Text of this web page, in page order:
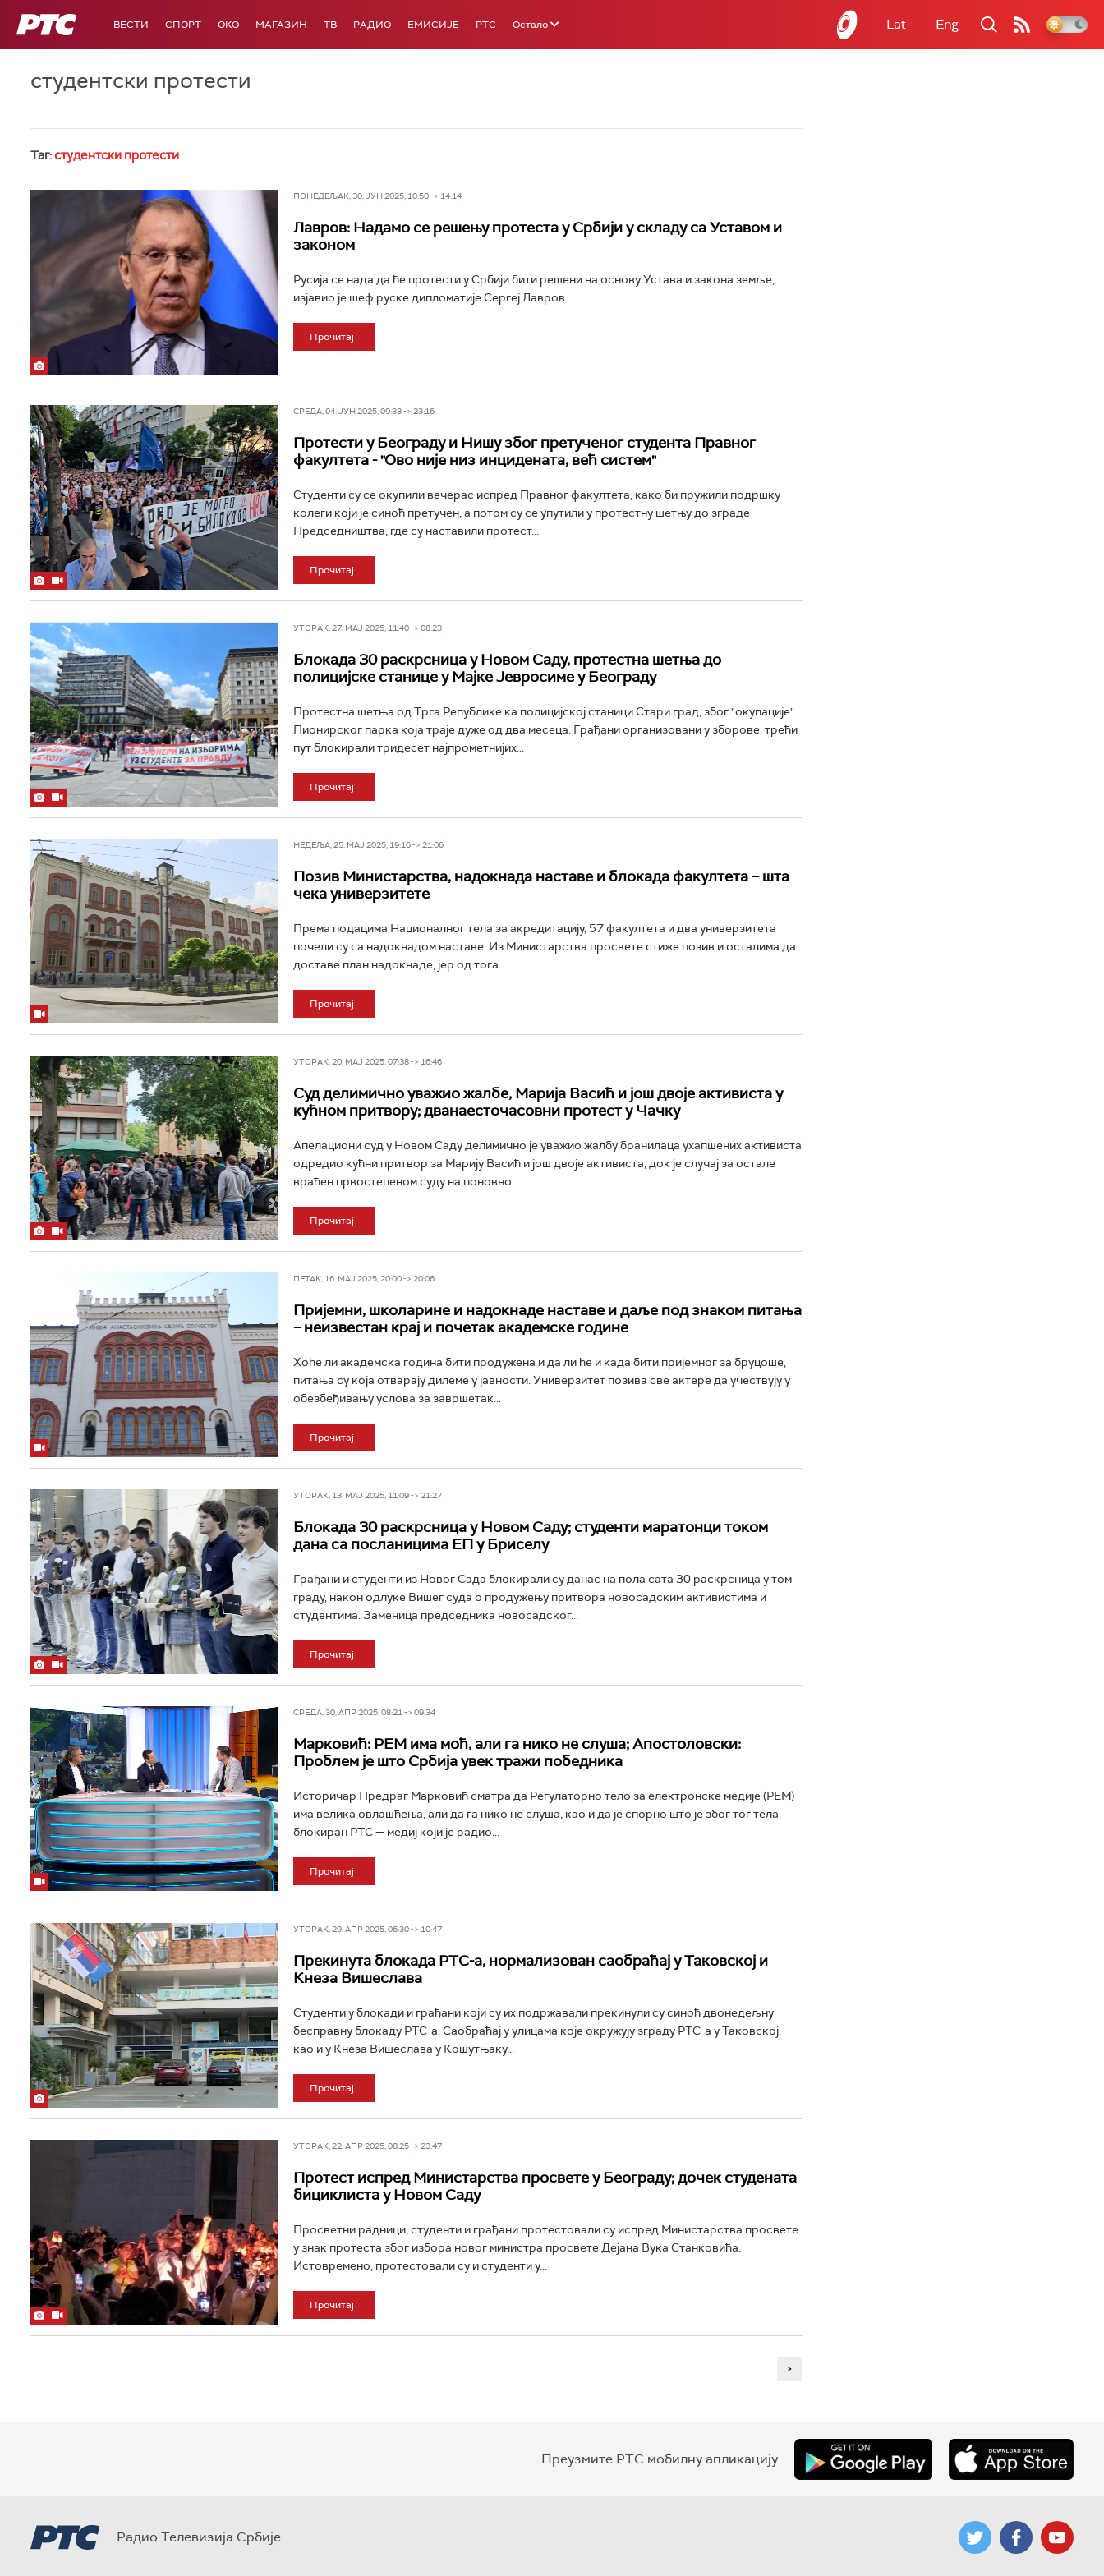
РТС ВЕСТИ СПОРТ OKO МАГАЗИН ТВ РАДИО ЕМИСИЈЕ РТС Остало Lat Eng
студентски протести
Таг:студентски протести
ПОНЕДЕЉАК, 30. ЈУН 2025, 10:50 -> 14:14
Лавров: Надамо се решењу протеста у Србији у складу са Уставом и
законом
Русија се нада да ће протести у Србији бити решени на основу Устава и закона земље,
изјавио је шеф руске дипломатије Сергеј Лавров...
Прочитај
СРЕДА, 04. ЈУН 2025, 09:38 -> 23:16
Протести у Београду и Нишу због претученог студента Правног
факултета - "Ово није низ инцидената, већ систем"
Студенти су се окупили вечерас испред Правног факултета, како би пружили подршку
колеги који је синоћ претучен, а потом су се упутили у протестну шетњу до зграде
Председништва, где су наставили протест...
Прочитај
УТОРАК, 27. МАЈ 2025, 11:40 -> 08:23
Блокада 30 раскрсница у Новом Саду, протестна шетња до
полицијске станице у Мајке Јевросиме у Београду
Протестна шетња од Трга Републике ка полицијској станици Стари град, због "окупације"
Пионирског парка која траје дуже од два месеца. Грађани организовани у зборове, трећи
пут блокирали тридесет најпрометнијих...
Прочитај
НЕДЕЉА, 25. МАЈ 2025, 19:16 -> 21:06
Позив Министарства, надокнада наставе и блокада факултета – шта
чека универзитете
Према подацима Националног тела за акредитацију, 57 факултета и два универзитета
почели су са надокнадом наставе. Из Министарства просвете стиже позив и осталима да
доставе план надокнаде, јер од тога...
Прочитај
УТОРАК, 20. МАЈ 2025, 07:38 -> 16:46
Суд делимично уважио жалбе, Марија Васић и још двоје активиста у
кућном притвору; дванаесточасовни протест у Чачку
Апелациони суд у Новом Саду делимично је уважио жалбу бранилаца ухапшених активиста
одредио кућни притвор за Марију Васић и још двоје активиста, док је случај за остале
враћен првостепеном суду на поновно...
Прочитај
ПЕТАК, 16. МАЈ 2025, 20:00 -> 20:06
Пријемни, школарине и надокнаде наставе и даље под знаком питања
– неизвестан крај и почетак академске године
Хоће ли академска година бити продужена и да ли ће и када бити пријемног за бруцоше,
питања су која отварају дилеме у јавности. Универзитет позива све актере да учествују у
обезбеђивању услова за завршетак...
Прочитај
УТОРАК, 13. МАЈ 2025, 11:09 -> 21:27
Блокада 30 раскрсница у Новом Саду; студенти маратонци током
дана са посланицима ЕП у Бриселу
Грађани и студенти из Новог Сада блокирали су данас на пола сата 30 раскрсница у том
граду, након одлуке Вишег суда о продужењу притвора новосадским активистима и
студентима. Заменица председника новосадског...
Прочитај
СРЕДА, 30. АПР 2025, 08:21 -> 09:34
Марковић: РЕМ има моћ, али га нико не слуша; Апостоловски:
Проблем је што Србија увек тражи победника
Историчар Предраг Марковић сматра да Регулаторно тело за електронске медије (РЕМ)
има велика овлашћења, али да га нико не слуша, као и да је спорно што је због тог тела
блокиран РТС — медиј који је радио...
Прочитај
УТОРАК, 29. АПР 2025, 06:30 -> 10:47
Прекинута блокада РТС-а, нормализован саобраћај у Таковској и
Кнеза Вишеслава
Студенти у блокади и грађани који су их подржавали прекинули су синоћ двонедељну
бесправну блокаду РТС-а. Саобраћај у улицама које окружују зграду РТС-а у Таковској,
као и у Кнеза Вишеслава у Кошутњаку...
Прочитај
УТОРАК, 22. АПР 2025, 08:25 -> 23:47
Протест испред Министарства просвете у Београду; дочек студената
бициклиста у Новом Саду
Просветни радници, студенти и грађани протестовали су испред Министарства просвете
у знак протеста због избора новог министра просвете Дејана Вука Станковића.
Истовремено, протестовали су и студенти у...
Прочитај
>
Преузмите РТС мобилну апликацију
Радио Телевизија Србије